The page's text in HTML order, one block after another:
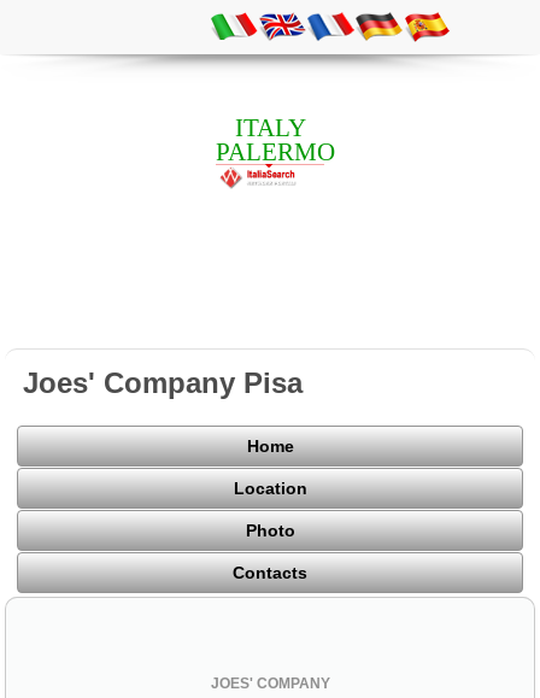
ITALY
PALERMO
Joes' Company Pisa
Home
Location
Photo
Contacts
JOES' COMPANY